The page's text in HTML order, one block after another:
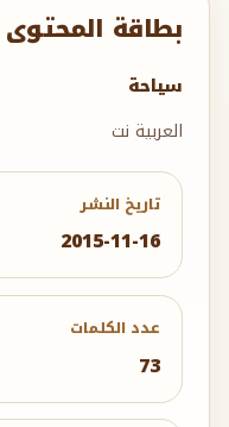
بطاقة المحتوى
سياحة
العربية نت
تاريخ النشر
2015-11-16
عدد الكلمات
73